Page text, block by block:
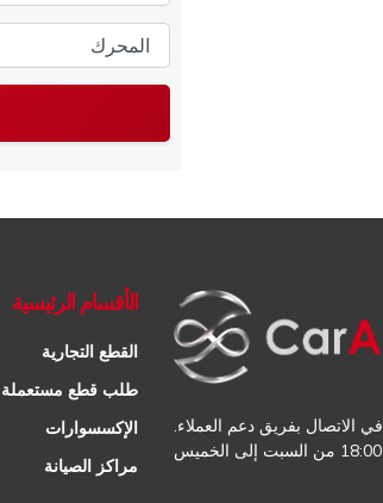
المحرك
الاتصال بفريق دعم العملاء.
الأقسام الرئيسية
القطع التجارية
طلب قطع مستعملة
الإكسسوارات
مراكز الصيانة